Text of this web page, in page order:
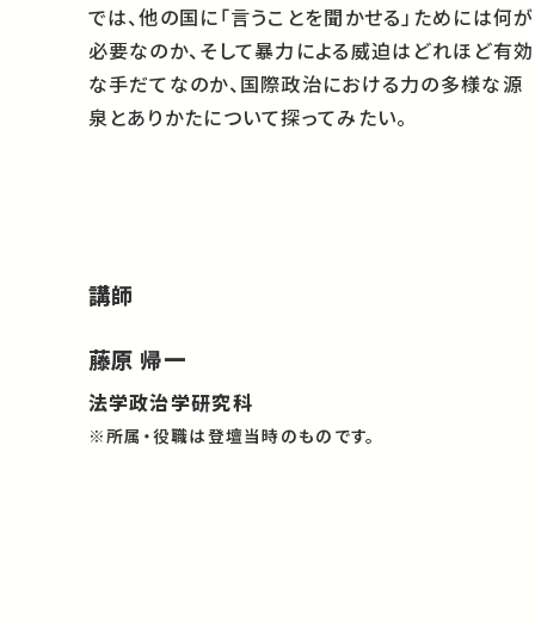
では、他の国に「言うことを聞かせる」ためには何が
必要なのか、そして暴力による威迫はどれほど有効
な手だてなのか、国際政治における力の多様な源
泉とありかたについて探ってみたい。
講師
藤原 帰一
法学政治学研究科
※所属・役職は登壇当時のものです。